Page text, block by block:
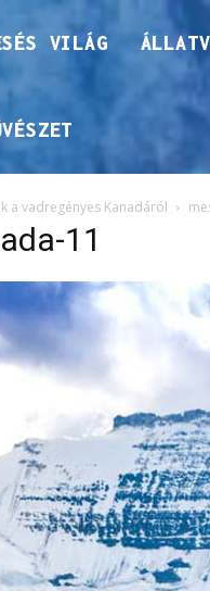
VILÁG
a vadregényes Kanadáról
11